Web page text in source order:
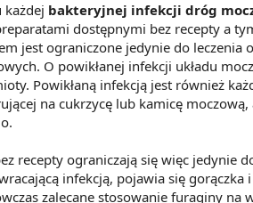
każdej bakteryjnej infekcji dróg
dostępnymi bez recepty a
jest ograniczone jedynie do leczenia
O powikłanej infekcji układu
Powikłaną infekcją jest również
na cukrzycę lub kamicę
recepty ograniczają się więc jedynie
infekcją, pojawia się
zalecane stosowanie furaginy na